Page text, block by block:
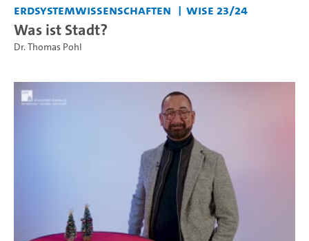
Erdsystemwissenschaften WiSe 23/24
Was ist Stadt?
Dr. Thomas Pohl